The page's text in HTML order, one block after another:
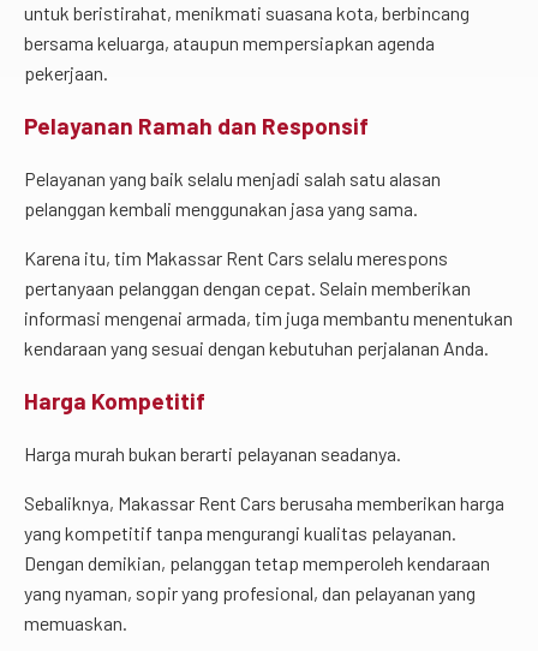
untuk beristirahat, menikmati suasana kota, berbincang
bersama keluarga, ataupun mempersiapkan agenda
pekerjaan.
Pelayanan Ramah dan Responsif
Pelayanan yang baik selalu menjadi salah satu alasan
pelanggan kembali menggunakan jasa yang sama.
Karena itu, tim Makassar Rent Cars selalu merespons
pertanyaan pelanggan dengan cepat. Selain memberikan
informasi mengenai armada, tim juga membantu menentukan
kendaraan yang sesuai dengan kebutuhan perjalanan Anda.
Harga Kompetitif
Harga murah bukan berarti pelayanan seadanya.
Sebaliknya, Makassar Rent Cars berusaha memberikan harga
yang kompetitif tanpa mengurangi kualitas pelayanan.
Dengan demikian, pelanggan tetap memperoleh kendaraan
yang nyaman, sopir yang profesional, dan pelayanan yang
memuaskan.